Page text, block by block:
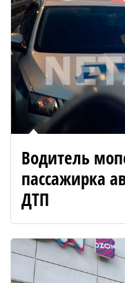
Водитель
пассажирка
ДТП